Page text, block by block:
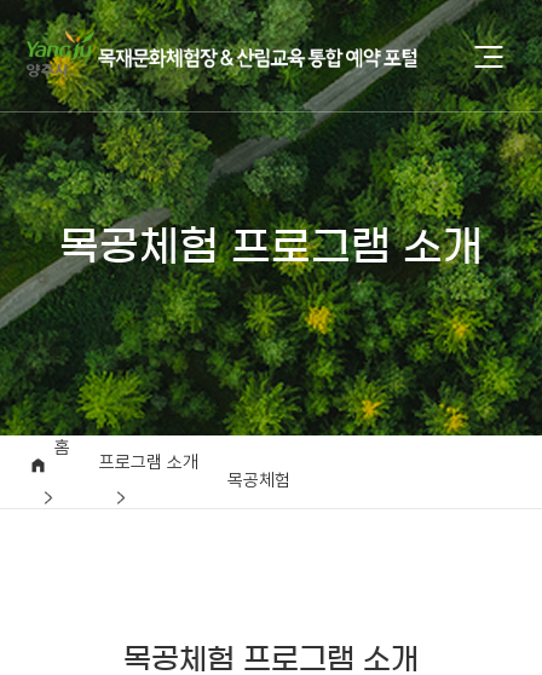
목공체험 프로그램 소개
홈
프로그램 소개
목공체험
목공체험 프로그램 소개